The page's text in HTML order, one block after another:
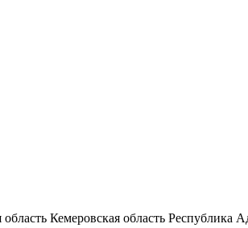
Кемеровская область Республика